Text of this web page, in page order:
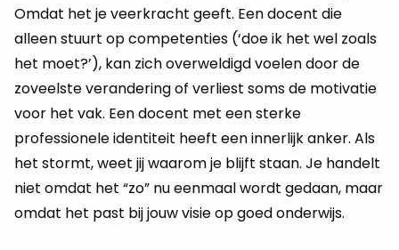
Omdat het je veerkracht geeft. Een docent die
alleen stuurt op competenties (‘doe ik het wel zoals
het moet?’), kan zich overweldigd voelen door de
zoveelste verandering of verliest soms de motivatie
voor het vak. Een docent met een sterke
professionele identiteit heeft een innerlijk anker. Als
het stormt, weet jij waarom je blijft staan. Je handelt
niet omdat het “zo” nu eenmaal wordt gedaan, maar
omdat het past bij jouw visie op goed onderwijs.